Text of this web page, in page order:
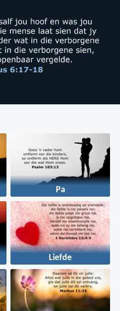
Pa
Liefde